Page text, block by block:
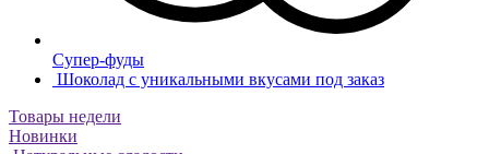
Супер-фуды
Шоколад с уникальными вкусами под заказ
Товары недели
Новинки